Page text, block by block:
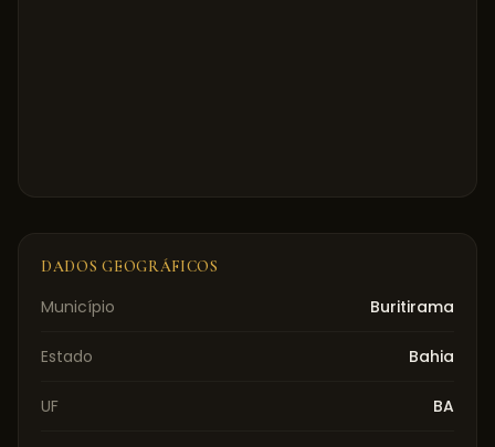
DADOS GEOGRÁFICOS
Município Buritirama
Estado Bahia
UF BA